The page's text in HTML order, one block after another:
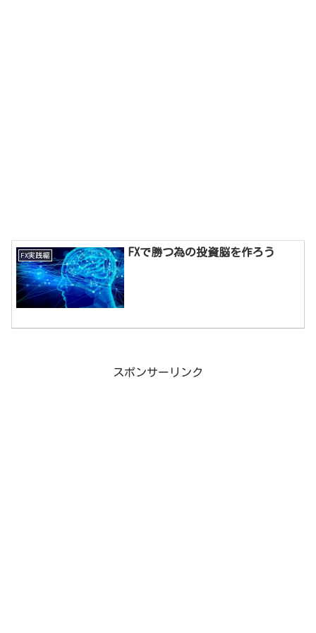
FX実践編 FXで勝つ為の投資脳を作ろう
スポンサーリンク